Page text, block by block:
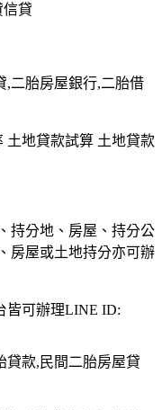
信貸
,二胎房屋銀行,二胎借
土地貸款試算 土地貸款
持分地、房屋、持分公
房屋或土地持分亦可辦
皆可辦理LINE ID:
貸款,民間二胎房屋貸